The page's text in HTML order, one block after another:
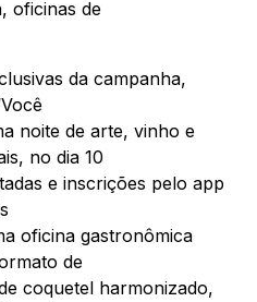
oficinas de
da campanha,
noite de arte, vinho e
no dia 10
e inscrições pelo app
oficina gastronômica
de
coquetel harmonizado,